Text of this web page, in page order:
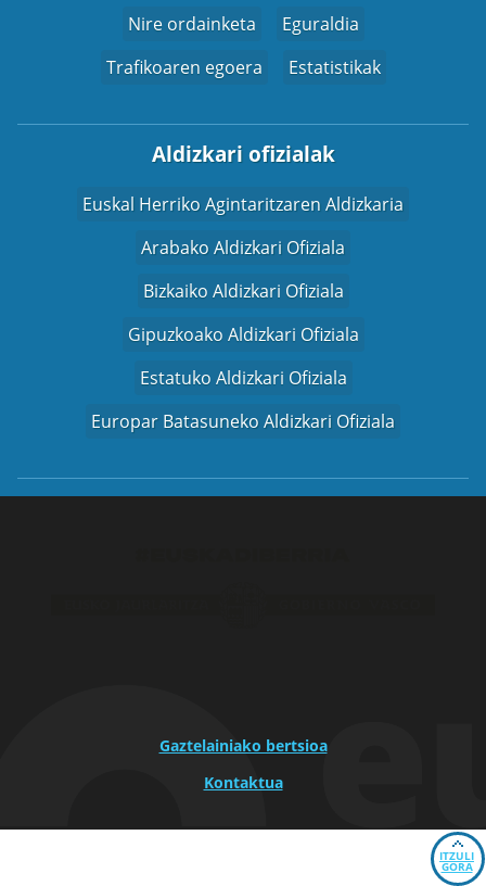
Nire ordainketa
Eguraldia
Trafikoaren egoera
Estatistikak
Aldizkari ofizialak
Euskal Herriko Agintaritzaren Aldizkaria
Arabako Aldizkari Ofiziala
Bizkaiko Aldizkari Ofiziala
Gipuzkoako Aldizkari Ofiziala
Estatuko Aldizkari Ofiziala
Europar Batasuneko Aldizkari Ofiziala
Gaztelainiako bertsioa
Kontaktua
ITZULI
GORA